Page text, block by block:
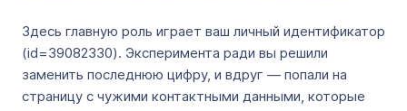
Здесь главную роль играет ваш личный идентификатор
(id=39082330). Эксперимента ради вы решили
заменить последнюю цифру, и вдруг — попали на
страницу с чужими контактными данными, которые